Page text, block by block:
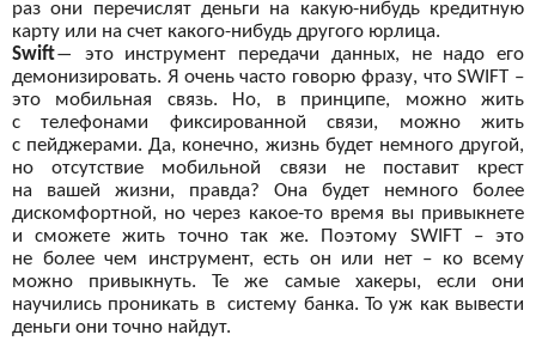
раз они перечислят деньги на
какую-нибудь кредитную
карту или на счет какого-нибудь другого юрлица.
Swift― это инструмент передачи данных, не
надо его
демонизировать. Я очень часто говорю фразу, чтоSWIFT –
это мобильная связь. Но, в
принципе, можно жить
с
телефонами фиксированной связи, можно жить
с пейджерами. Да, конечно, жизнь будет немного другой,
но
отсутствие мобильной связи не
поставит крест
на
вашей жизни, правда? Она будет немного более
дискомфортной, но через какое-то время вы привыкнете
и
сможете жить точно так же. Поэтому SWIFT– это
не более чем инструмент, есть он или нет – ко всему
можно привыкнуть. Те
же самые хакеры, если они
научились проникать в
систему банка. То уж как вывести
деньги они точно найдут.